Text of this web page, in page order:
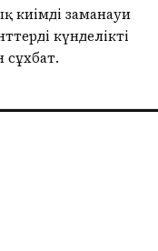
киімді заманауи
күнделікті
сұхбат.